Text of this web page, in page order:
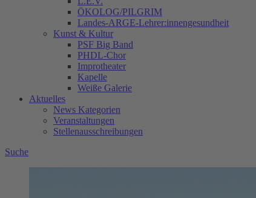
ÖKOLOG/PILGRIM
Landes-ARGE-Lehrer:innengesundheit
Kunst & Kultur
PSF Big Band
PHDL-Chor
Improtheater
Kapelle
Weiße Galerie
Aktuelles
News Kategorien
Veranstaltungen
Stellenausschreibungen
Suche